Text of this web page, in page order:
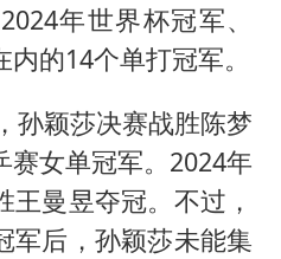
年世界杯冠军、
的14个单打冠军。
孙颖莎决赛战胜陈梦
赛女单冠军。2024年
曼昱夺冠。不过，
军后，孙颖莎未能集